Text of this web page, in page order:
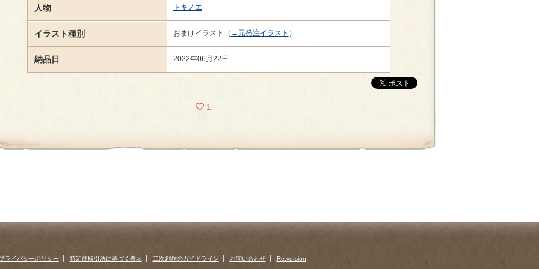
人物 トキノエ
イラスト種別 おまけイラスト（ →元発注イラスト ）
納品日 2022年06月22日
1
ライバシーポリシー 特定商取引法に基づく表示 二次創作のガイドライン お問い合わせ Re:version